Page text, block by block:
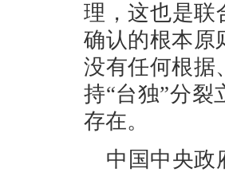
理，这也是联
确认的根本原
没有任何根据
持“台独”分裂
存在。
中国中央政